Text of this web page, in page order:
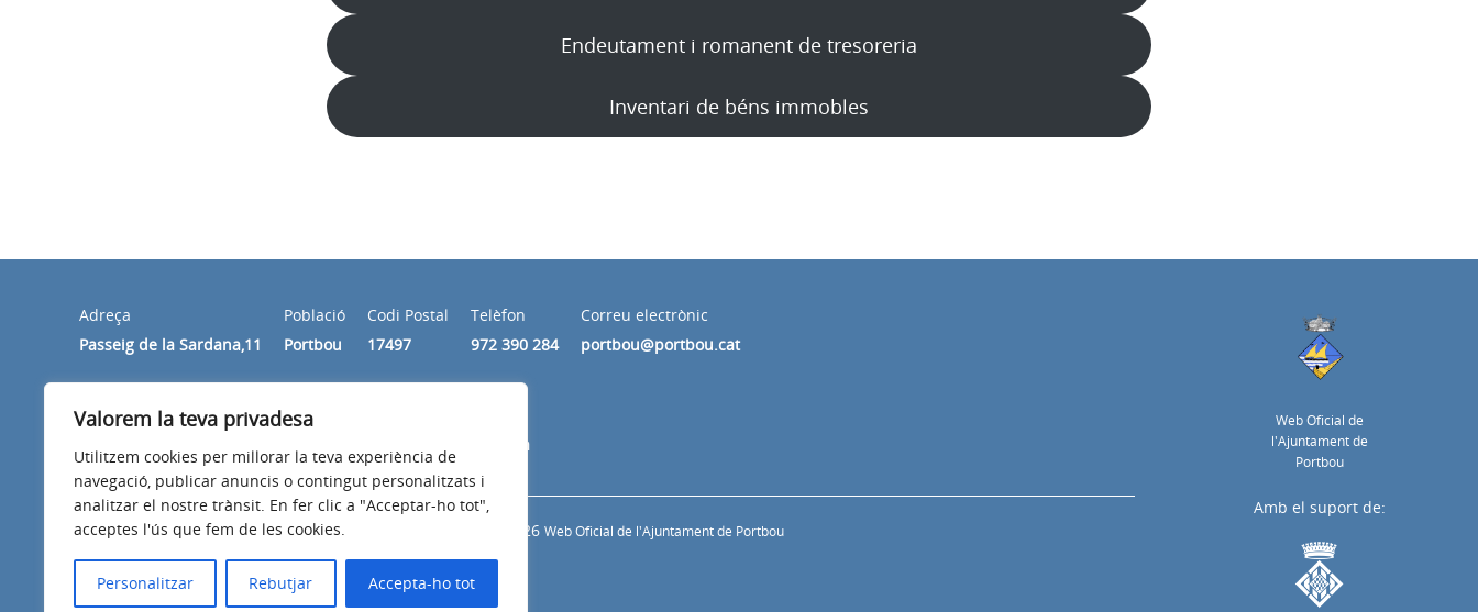
Valorem la teva privadesa
Utilitzem cookies per millorar la teva experiència de
navegació, publicar anuncis o contingut personalitzats i
analitzar el nostre trànsit. En fer clic a "Acceptar-ho tot",
acceptes l'ús que fem de les cookies.
Personalitzar Rebutjar Accepta-ho tot
Endeutament i romanent de tresoreria
Inventari de béns immobles
Adreça
Passeig de la Sardana,11
Població
Portbou
Codi Postal
17497
Telèfon
972 390 284
Correu electrònic
portbou@portbou.cat
Horari
De dilluns a divendres de les 9:30 del matí a les 2 de la tarda
Web Oficial de
l'Ajuntament de
Portbou
Avís legal Política de privacitat © 2026 Web Oficial de l'Ajuntament de Portbou
Amb el suport de: